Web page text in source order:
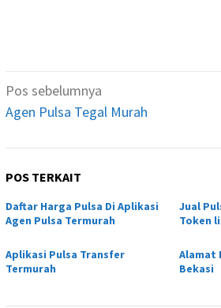
Navigasi
pos
Pos sebelumnya
Agen Pulsa Tegal Murah
POS TERKAIT
Daftar Harga Pulsa Di Aplikasi
Agen Pulsa Termurah
Jual
Token
Aplikasi Pulsa Transfer
Termurah
Alamat
Bekasi